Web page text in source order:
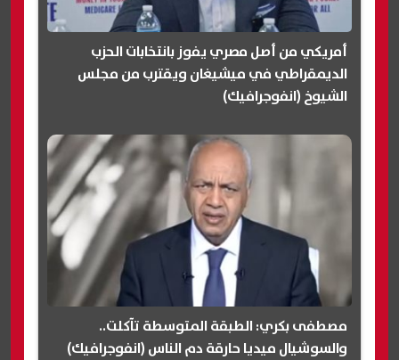
أمريكي من أصل مصري يفوز بانتخابات الحزب
الديمقراطي في ميشيغان ويقترب من مجلس
الشيوخ (انفوجرافيك)
مصطفى بكري: الطبقة المتوسطة تآكلت..
والسوشيال ميديا حارقة دم الناس (انفوجرافيك)